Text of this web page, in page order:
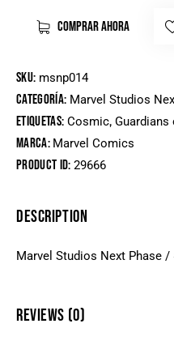
COMPRAR AHORA
SKU: msnp014
Categoría: Marvel Studios
Etiquetas: Cosmic, Guardians
Marca: Marvel Comics
Product ID:29666
DESCRIPTION
Marvel Studios Next Phase
REVIEWS (0)